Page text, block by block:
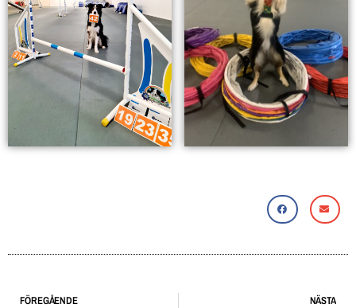
FÖREGÅENDE NÄSTA